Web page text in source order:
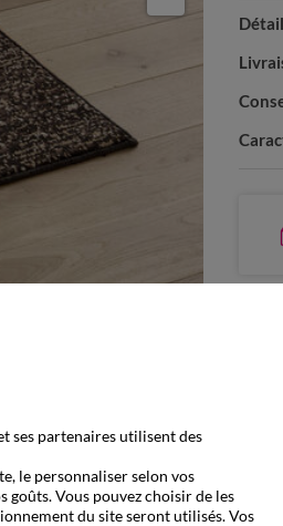
ses partenaires utilisent des
le personnaliser selon vos
goûts. Vous pouvez choisir de les
du site seront utilisés. Vos